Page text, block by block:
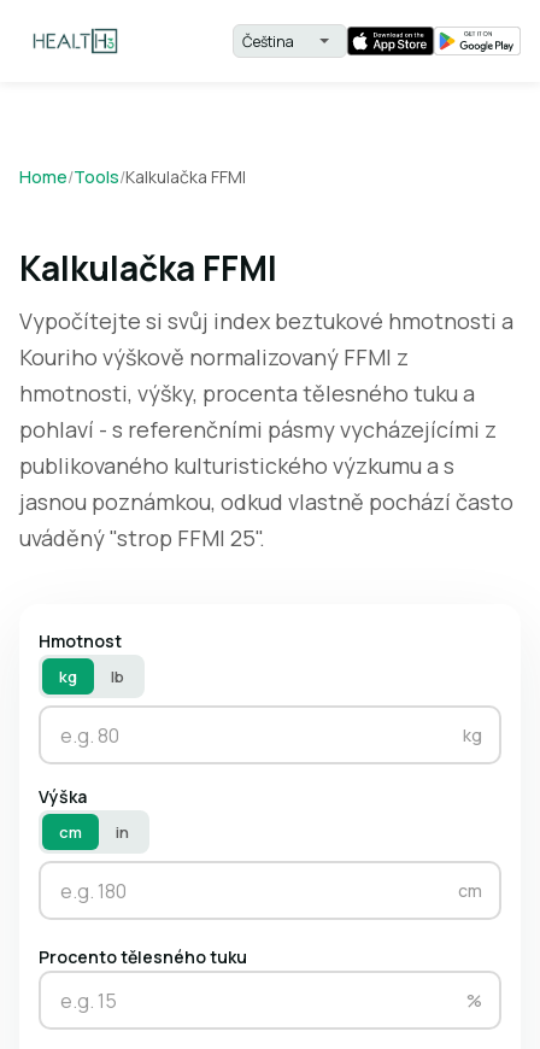
Home/Tools/Kalkulačka FFMI
Kalkulačka FFMI
Vypočítejte si svůj index beztukové hmotnosti a
Kouriho výškově normalizovaný FFMI z
hmotnosti, výšky, procenta tělesného tuku a
pohlaví - s referenčními pásmy vycházejícími z
publikovaného kulturistického výzkumu a s
jasnou poznámkou, odkud vlastně pochází často
uváděný "strop FFMI 25".
Hmotnost
kg lb
kg
Výška
cm in
cm
Procento tělesného tuku
%